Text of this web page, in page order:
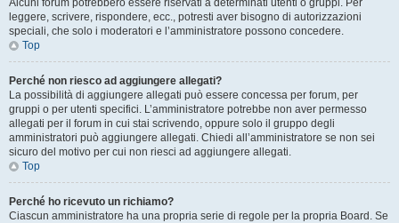
Alcuni forum potrebbero essere riservati a determinati utenti o gruppi. Per
leggere, scrivere, rispondere, ecc., potresti aver bisogno di autorizzazioni
speciali, che solo i moderatori e l’amministratore possono concedere.
Top
Perché non riesco ad aggiungere allegati?
La possibilità di aggiungere allegati può essere concessa per forum, per
gruppi o per utenti specifici. L’amministratore potrebbe non aver permesso
allegati per il forum in cui stai scrivendo, oppure solo il gruppo degli
amministratori può aggiungere allegati. Chiedi all’amministratore se non sei
sicuro del motivo per cui non riesci ad aggiungere allegati.
Top
Perché ho ricevuto un richiamo?
Ciascun amministratore ha una propria serie di regole per la propria Board. Se